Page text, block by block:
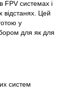
FPV системах і
відстанях. Цей
у
для як для
систем